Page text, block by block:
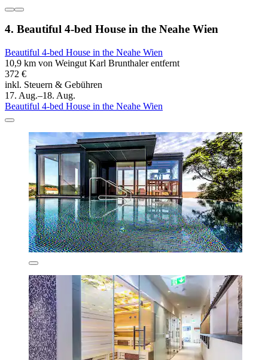
4. Beautiful 4-bed House in the Neahe Wien
Beautiful 4-bed House in the Neahe Wien
10,9 km von Weingut Karl Brunthaler entfernt
372 €
inkl. Steuern & Gebühren
17. Aug.–18. Aug.
Beautiful 4-bed House in the Neahe Wien